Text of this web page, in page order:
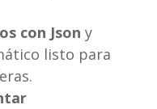
con Json y
listo para